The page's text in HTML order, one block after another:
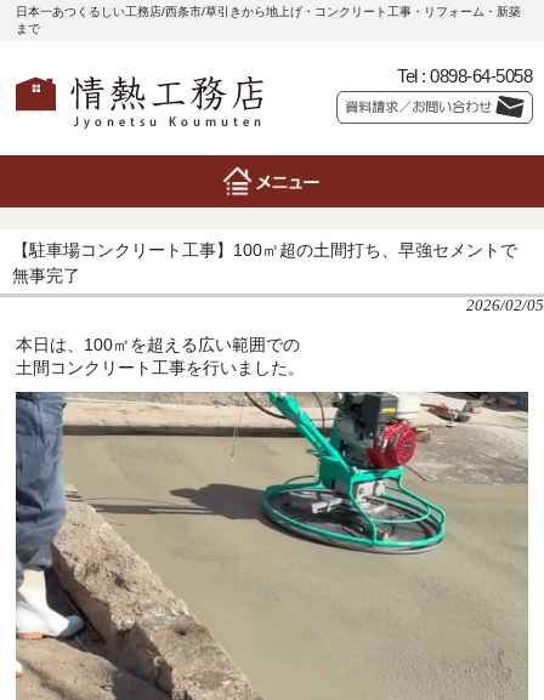
日本一あつくるしい工務店/西条市/草引きから地上げ・コンクリート工事・リフォーム・新築
まで
Tel : 0898-64-5058
【駐車場コンクリート工事】100㎡超の土間打ち、早強セメントで
無事完了
2026/02/05
本日は、100㎡を超える広い範囲での
土間コンクリート工事を行いました。